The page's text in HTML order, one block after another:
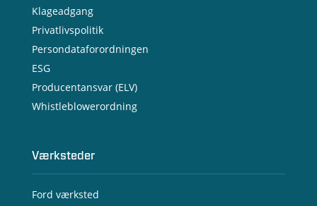
Klageadgang
Privatlivspolitik
Persondataforordningen
ESG
Producentansvar (ELV)
Whistleblowerordning
Værksteder
Ford værksted